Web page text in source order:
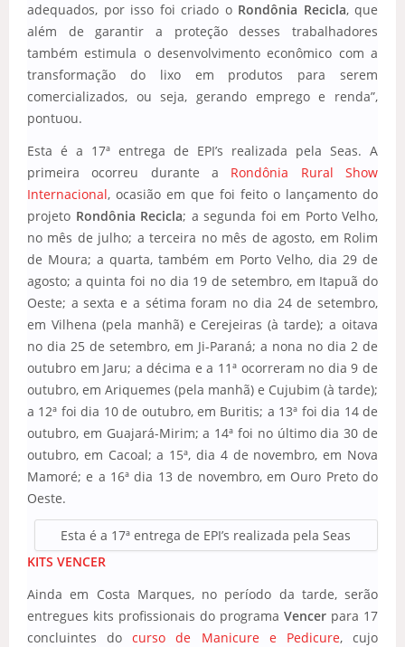
adequados, por isso foi criado o Rondônia Recicla, que
além de garantir a proteção desses trabalhadores
também estimula o desenvolvimento econômico com a
transformação do lixo em produtos para serem
comercializados, ou seja, gerando emprego e renda”,
pontuou.
Esta é a 17ª entrega de EPI’s realizada pela Seas. A
primeira ocorreu durante a Rondônia Rural Show
Internacional, ocasião em que foi feito o lançamento do
projeto Rondônia Recicla; a segunda foi em Porto Velho,
no mês de julho; a terceira no mês de agosto, em Rolim
de Moura; a quarta, também em Porto Velho, dia 29 de
agosto; a quinta foi no dia 19 de setembro, em Itapuã do
Oeste; a sexta e a sétima foram no dia 24 de setembro,
em Vilhena (pela manhã) e Cerejeiras (à tarde); a oitava
no dia 25 de setembro, em Ji-Paraná; a nona no dia 2 de
outubro em Jaru; a décima e a 11ª ocorreram no dia 9 de
outubro, em Ariquemes (pela manhã) e Cujubim (à tarde);
a 12ª foi dia 10 de outubro, em Buritis; a 13ª foi dia 14 de
outubro, em Guajará-Mirim; a 14ª foi no último dia 30 de
outubro, em Cacoal; a 15ª, dia 4 de novembro, em Nova
Mamoré; e a 16ª dia 13 de novembro, em Ouro Preto do
Oeste.
Esta é a 17ª entrega de EPI’s realizada pela Seas
KITS VENCER
Ainda em Costa Marques, no período da tarde, serão
entregues kits profissionais do programa Vencer para 17
concluintes docurso de Manicure e Pedicure, cujo